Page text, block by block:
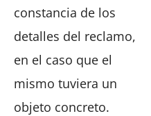
constancia de los
detalles del reclamo,
en el caso que el
mismo tuviera un
objeto concreto.